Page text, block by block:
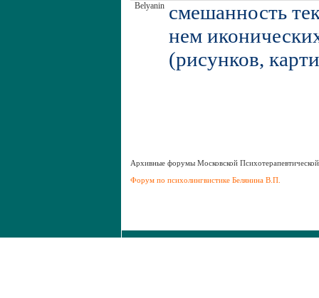
Belyanin смешанность
нем
(рисунков,
Aрхивные форумы Московской
Форум по психолингвистике Белянина В.П.